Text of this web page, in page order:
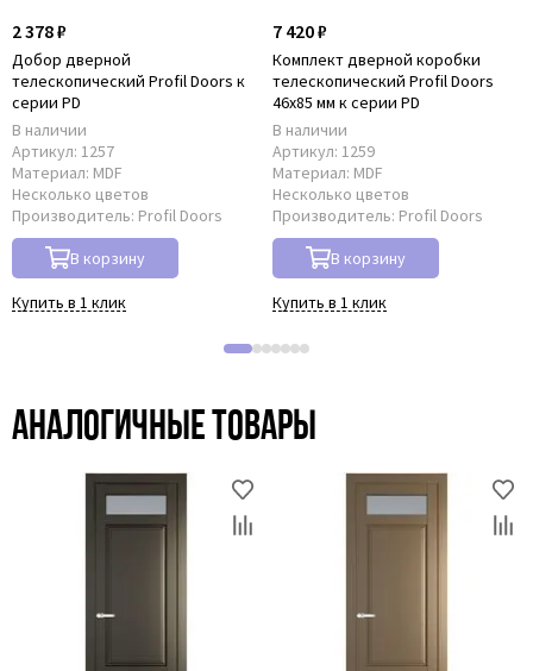
2 378 ₽
Добор дверной
телескопический Profil Doors к
серии PD
В наличии
Артикул: 1257
Материал: MDF
Несколько цветов
Производитель: Profil Doors
В корзину
Купить в 1 клик
7 420 ₽
Комплект дверной коробки
телескопический Profil Doors
46x85 мм к серии PD
В наличии
Артикул: 1259
Материал: MDF
Несколько цветов
Производитель: Profil Doors
В корзину
Купить в 1 клик
Аналогичные товары